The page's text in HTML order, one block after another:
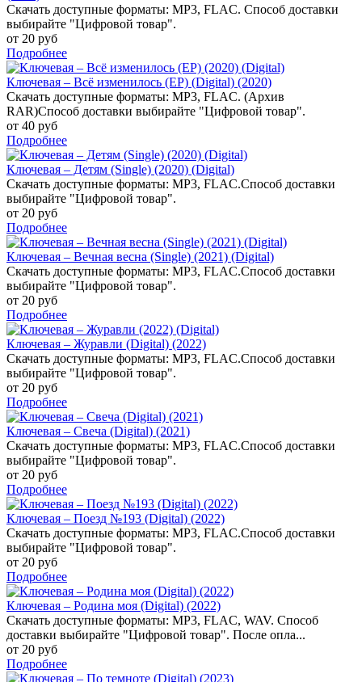
Скачать доступные форматы: MP3, FLAC. Способ доставки
выбирайте "Цифровой товар".
от 20 руб
Подробнее
Ключевая – Всё изменилось (EP) (Digital) (2020)
Скачать доступные форматы: MP3, FLAC. (Архив
RAR)Способ доставки выбирайте "Цифровой товар".
от 40 руб
Подробнее
Ключевая – Детям (Single) (2020) (Digital)
Скачать доступные форматы: MP3, FLAC.Способ доставки
выбирайте "Цифровой товар".
от 20 руб
Подробнее
Ключевая – Вечная весна (Single) (2021) (Digital)
Скачать доступные форматы: MP3, FLAC.Способ доставки
выбирайте "Цифровой товар".
от 20 руб
Подробнее
Ключевая – Журавли (Digital) (2022)
Скачать доступные форматы: MP3, FLAC.Способ доставки
выбирайте "Цифровой товар".
от 20 руб
Подробнее
Ключевая – Свеча (Digital) (2021)
Скачать доступные форматы: MP3, FLAC.Способ доставки
выбирайте "Цифровой товар".
от 20 руб
Подробнее
Ключевая – Поезд №193 (Digital) (2022)
Скачать доступные форматы: MP3, FLAC.Способ доставки
выбирайте "Цифровой товар".
от 20 руб
Подробнее
Ключевая – Родина моя (Digital) (2022)
Скачать доступные форматы: MP3, FLAC, WAV. Способ
доставки выбирайте "Цифровой товар". После опла...
от 20 руб
Подробнее